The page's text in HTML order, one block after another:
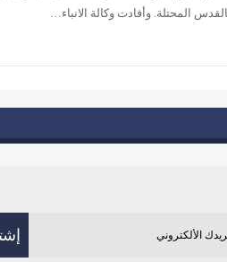
المحتلة. وأفادت وكالة الانباء…